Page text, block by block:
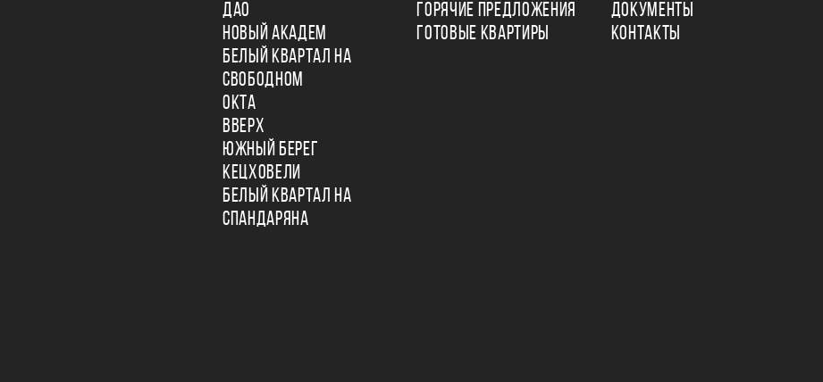
ДАО
НОВЫЙ АКАДЕМ
БЕЛЫЙ КВАРТАЛ НА
СВОБОДНОМ
ОКТА
ВВЕРХ
ЮЖНЫЙ БЕРЕГ
КЕЦХОВЕЛИ
БЕЛЫЙ КВАРТАЛ НА
СПАНДАРЯНА
ГОРЯЧИЕ ПРЕДЛОЖЕНИЯ
ГОТОВЫЕ КВАРТИРЫ
ДОКУМЕНТЫ
КОНТАКТЫ